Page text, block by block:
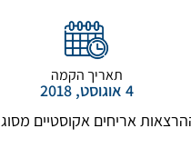
תאריך הקמה
4 אוגוסט, 2018
אריחים אקוסטיים מסוג